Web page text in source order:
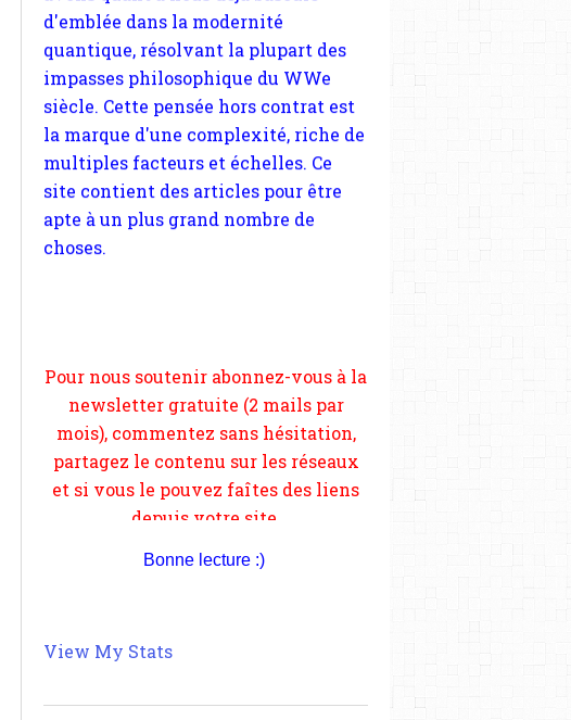
la marque d'une complexité, riche de
multiples facteurs et échelles. Ce
site contient des articles pour être
apte à un plus grand nombre de
choses.
et si vous le pouvez faîtes des liens
depuis votre site.
Bonne lecture :)
View My Stats